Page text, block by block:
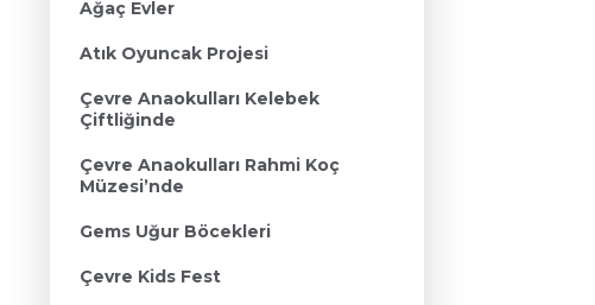
Ağaç Evler
Atık Oyuncak Projesi
Çevre Anaokulları Kelebek
Çiftliğinde
Çevre Anaokulları Rahmi Koç
Müzesi’nde
Gems Uğur Böcekleri
Çevre Kids Fest